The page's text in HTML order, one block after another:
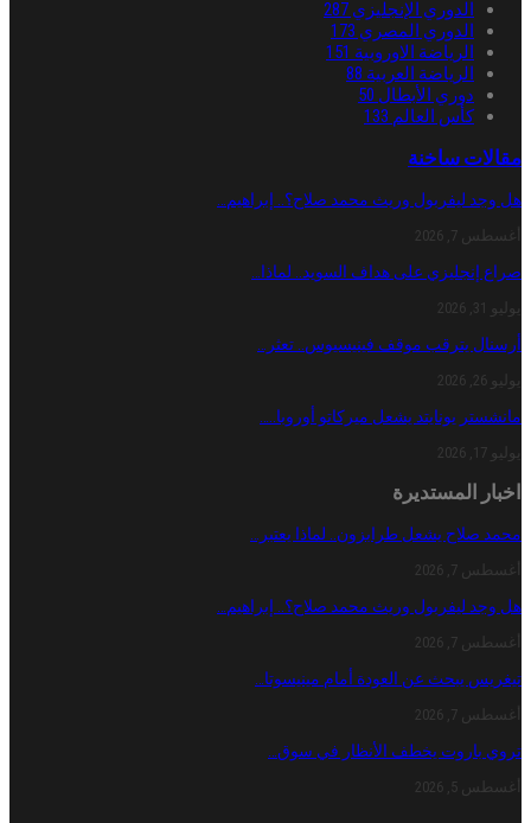
الدوري الإنجليزي287
الدوري المصري173
الرياضة الاوروبية151
الرياضة العربية88
دوري الأبطال 50
كأس العالم133
مقالات ساخنة
هل وجد ليفربول وريث محمد صلاح؟.. إبراهيم…
أغسطس 7, 2026
صراع إنجليزي على هداف السويد.. لماذا…
يوليو 31, 2026
أرسنال يترقب موقف فينيسيوس.. تعثر…
يوليو 26, 2026
مانشستر يونايتد يشعل ميركاتو أوروبا..…
يوليو 17, 2026
اخبار المستديرة
محمد صلاح يشعل طرابزون.. لماذا يعتبر…
أغسطس 7, 2026
هل وجد ليفربول وريث محمد صلاح؟.. إبراهيم…
أغسطس 7, 2026
تيغريس يبحث عن العودة أمام مينيسوتا…
أغسطس 7, 2026
تروي باروت يخطف الأنظار في سوق…
أغسطس 5, 2026